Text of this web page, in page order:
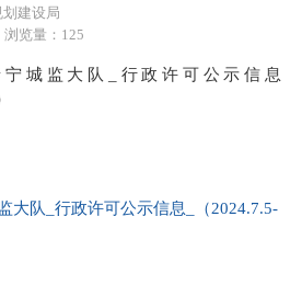
建设局
浏览量：125
城监大队_行政许可公示信息
大队_行政许可公示信息_（2024.7.5-